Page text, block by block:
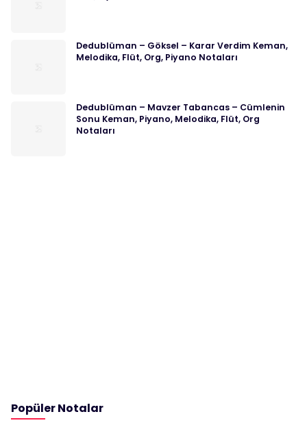
Dedublüman – Göksel – Karar Verdim Keman,
Melodika, Flüt, Org, Piyano Notaları
Dedublüman – Mavzer Tabancas – Cümlenin
Sonu Keman, Piyano, Melodika, Flüt, Org
Notaları
Popüler Notalar